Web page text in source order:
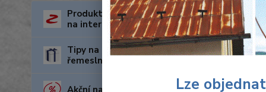
Produkty za nejnižší cenu
na internetu
Tipy na dárky pro kutily a
řemeslníky
Akční nabídka Lze